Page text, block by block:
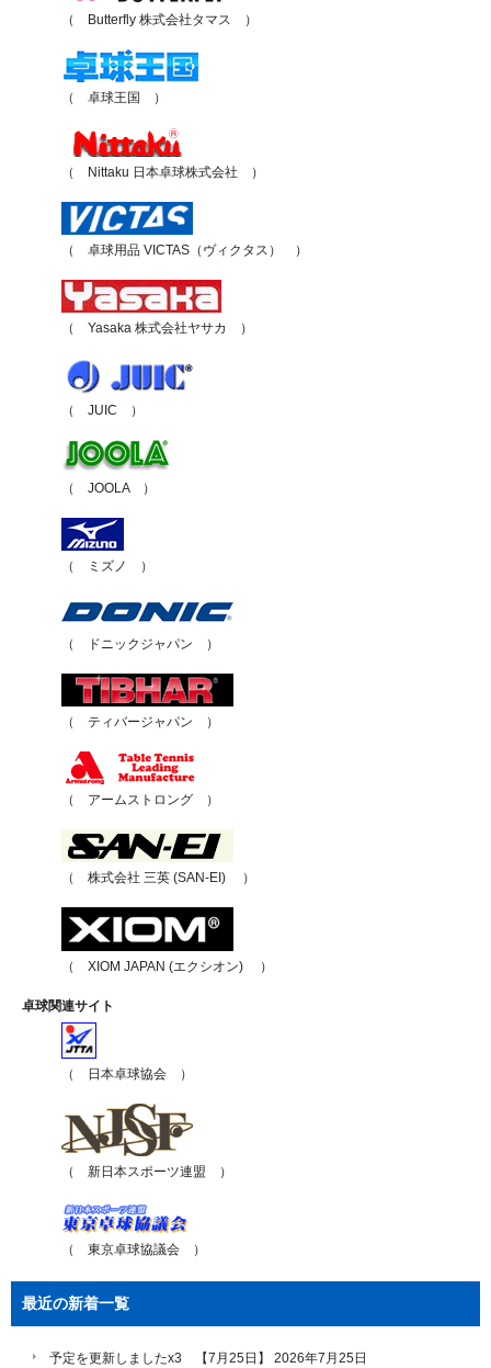
（ Butterfly 株式会社タマス ）
（ 卓球王国 ）
（ Nittaku 日本卓球株式会社 ）
（ 卓球用品 VICTAS（ヴィクタス） ）
（ Yasaka 株式会社ヤサカ ）
（ JUIC ）
（ JOOLA ）
（ ミズノ ）
（ ドニックジャパン ）
（ ティバージャパン ）
（ アームストロング ）
（ 株式会社 三英 (SAN-EI) ）
（ XIOM JAPAN (エクシオン) ）
卓球関連サイト
（ 日本卓球協会 ）
（ 新日本スポーツ連盟 ）
（ 東京卓球協議会 ）
最近の新着一覧
予定を更新しましたx3 【7月25日】 2026年7月25日